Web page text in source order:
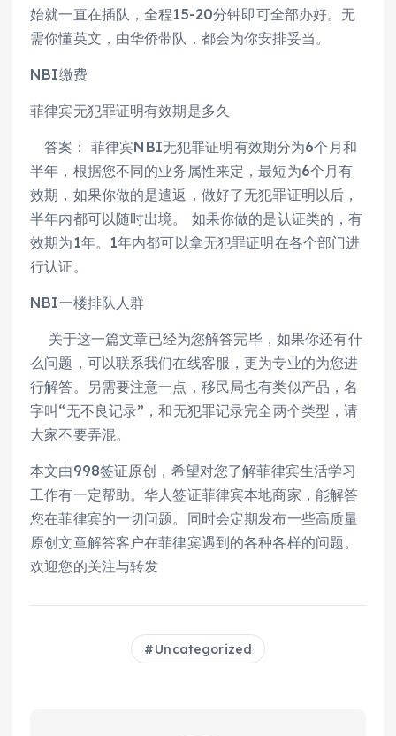
始就一直在插队，全程15-20分钟即可全部办好。无
需你懂英文，由华侨带队，都会为你安排妥当。
NBI缴费
菲律宾无犯罪证明有效期是多久
答案： 菲律宾NBI无犯罪证明有效期分为6个月和
半年，根据您不同的业务属性来定，最短为6个月有
效期，如果你做的是遣返，做好了无犯罪证明以后，
半年内都可以随时出境。 如果你做的是认证类的，有
效期为1年。1年内都可以拿无犯罪证明在各个部门进
行认证。
NBI一楼排队人群
关于这一篇文章已经为您解答完毕，如果你还有什
么问题，可以联系我们在线客服，更为专业的为您进
行解答。另需要注意一点，移民局也有类似产品，名
字叫“无不良记录”，和无犯罪记录完全两个类型，请
大家不要弄混。
​本文由998签证原创，希望对您了解菲律宾生活学习
工作有一定帮助。华人签证菲律宾本地商家，能解答
您在菲律宾的一切问题。同时会定期发布一些高质量
原创文章解答客户在菲律宾遇到的各种各样的问题。
欢迎您的关注与转发​
Uncategorized